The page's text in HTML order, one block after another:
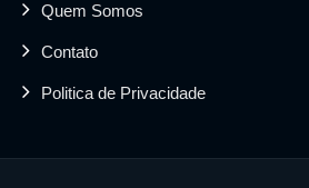
Quem Somos
Contato
Politica de Privacidade